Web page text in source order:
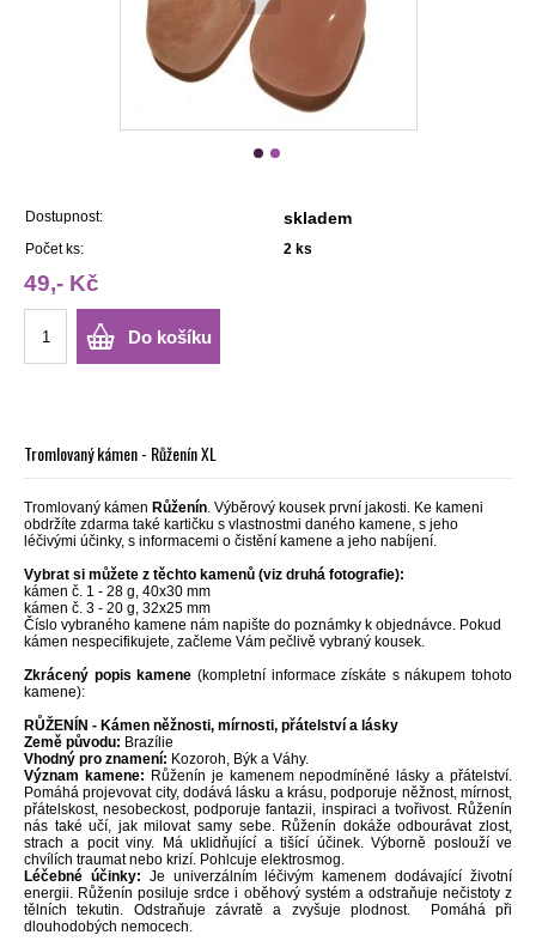
Dostupnost: skladem
Počet ks: 2 ks
49,- Kč
Do košíku
Tromlovaný kámen - Růženín XL
Tromlovaný kámen Růženín. Výběrový kousek první jakosti. Ke kameni
obdržíte zdarma také kartičku s vlastnostmi daného kamene, s jeho
léčivými účinky, s informacemi o čistění kamene a jeho nabíjení.
Vybrat si můžete z těchto kamenů (viz druhá fotografie):
kámen č. 1 - 28 g, 40x30 mm
kámen č. 3 - 20 g, 32x25 mm
Číslo vybraného kamene nám napište do poznámky k objednávce. Pokud
kámen nespecifikujete, začleme Vám pečlivě vybraný kousek.
Zkrácený popis kamene (kompletní informace získáte s nákupem tohoto
kamene):
RŮŽENÍN - Kámen něžnosti, mírnosti, přátelství a lásky
Země původu: Brazílie
Vhodný pro znamení: Kozoroh, Býk a Váhy.
Význam kamene: Růženín je kamenem nepodmíněné lásky a přátelství.
Pomáhá projevovat city, dodává lásku a krásu, podporuje něžnost, mírnost,
přátelskost, nesobeckost, podporuje fantazii, inspiraci a tvořivost. Růženín
nás také učí, jak milovat samy sebe. Růženín dokáže odbourávat zlost,
strach a pocit viny. Má uklidňující a tišící účinek. Výborně poslouží ve
chvílích traumat nebo krizí. Pohlcuje elektrosmog.
Léčebné účinky: Je univerzálním léčivým kamenem dodávající životní
energii. Růženín posiluje srdce i oběhový systém a odstraňuje nečistoty z
tělních tekutin. Odstraňuje závratě a zvyšuje plodnost. Pomáhá při
dlouhodobých nemocech.